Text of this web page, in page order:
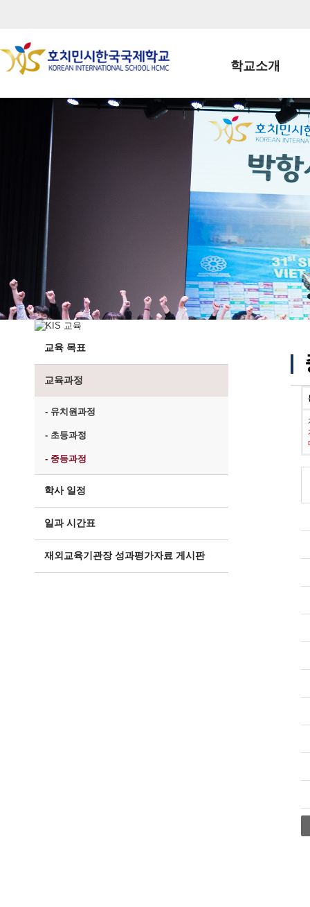
학교소개
학교장인사말
학생회장인사말
학교상징
학교 CI
교직원현황
학생현황
위치/전화
전경사진
교육 목표
교육과정
- 유치원과정
- 초등과정
- 중등과정
학사 일정
일과 시간표
재외교육기관장 성과평가자료 게시판